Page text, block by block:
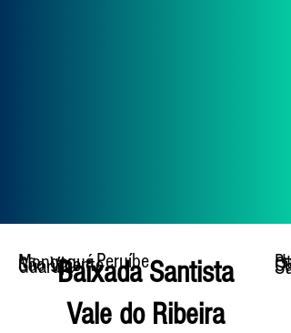
Baixada Santista
Guarujá
São Vicente
MongaguáPeruíbe
Vale do Ribeira